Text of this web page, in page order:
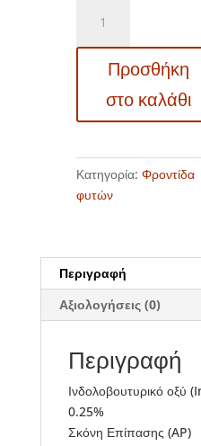
ριζοβολίας
σε
σκόνη
ποώδη
μοσχεύματα
Προσθήκη
στο καλάθι
Κατηγορία: Φροντίδα
φυτών
Περιγραφή
Αξιολογήσεις (0)
Περιγραφή
Ινδολοβουτυρικό
0.25%
Σκόνη Επίπασης (AP)